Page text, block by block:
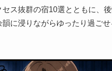
ス抜群の宿10選とともに、
に浸りながらゆったり過ご